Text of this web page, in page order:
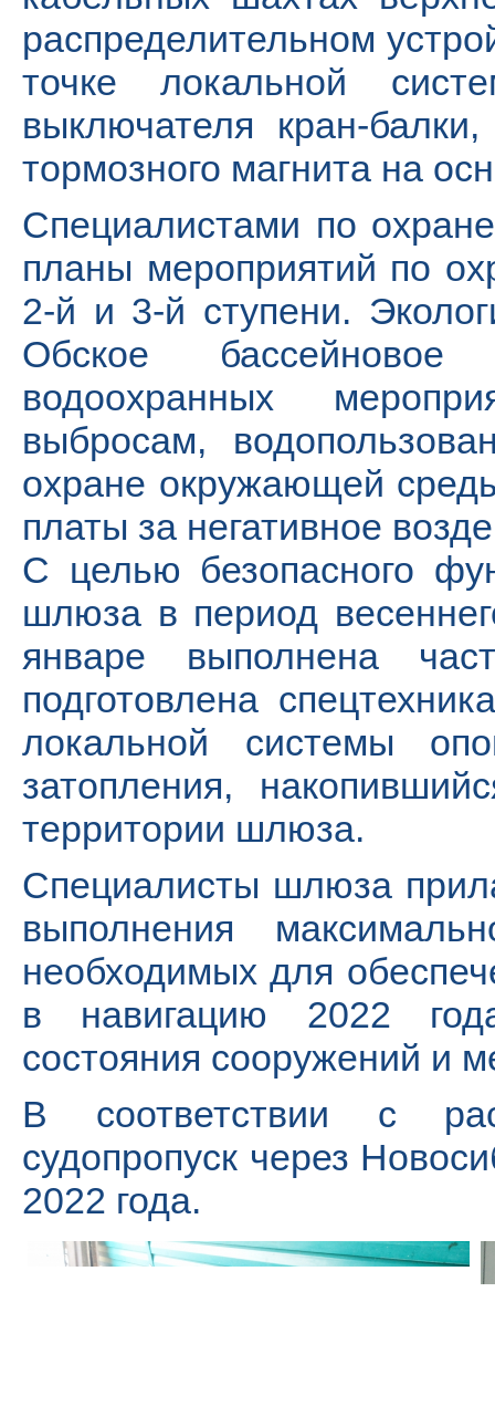
распределительном
точке локальной
выключателя кран-
тормозного магнита на
Специалистами по
планы мероприятий по
2-й и 3-й ступени.
Обское
водоохранных
выбросам,
охране окружающей
платы за негативное
С целью безопасного
шлюза в период
январе выполнена
подготовлена
локальной системы
затопления,
территории шлюза.
Специалисты шлюза
выполнения
необходимых для
в навигацию 2022
состояния сооружений и
В соответствии с
судопропуск через
2022 года.